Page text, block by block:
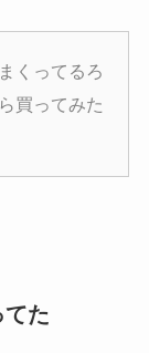
くってるろ
買ってみた
た